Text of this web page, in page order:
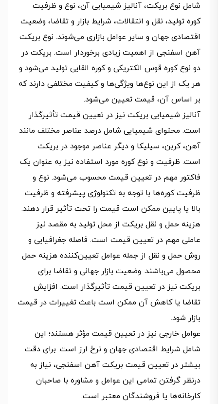
شامل نوع بریکت، آنالیز شیمیایی آن، نوع و ظرفیت
کوره تولید، نقل و انتقالات، شرایط بازار و تقاضا، وضعیت
اقتصادی جهان و سایر عوامل بازاری می‌شوند. نوع بریکت
آهن اسفنجی از اهمیت زیادی برخوردار است. بریکت در
دو نوع کوره قوس الکتریکی و کوره القایی تولید می‌شود و
هر یک از این نوع‌ها ویژگی‌ها و کیفیت مختلفی دارند که
بر اساس آن، قیمت تعیین می‌شود.
آنالیز شیمیایی بریکت نیز در تعیین قیمت تأثیرگذار
است. محتوای شیمیایی شامل درصد عناصر مختلف مانند
آهن، کربن، سیلیکا و دیگر عناصر موجود در بریکت
است. ظرفیت و نوع کوره مورد استفاده نیز به عنوان یک
فاکتور مهم در تعیین قیمت محسوب می‌شود. نوع و
ظرفیت کوره‌ها با توجه به تکنولوژی پیشرفته و ظرفیت
بالا یا پایین ممکن است قیمت را تحت تأثیر قرار دهند.
هزینه حمل و نقل بریکت از محل تولید به مقصد نیز
عاملی مهم در تعیین قیمت است. فاصله جغرافیایی و
روش حمل و نقل از جمله عوامل تعیین‌کننده هزینه حمل
محصول می‌باشند. وضعیت بازار جهانی و تقاضا برای
بریکت نیز در تعیین قیمت تأثیرگذار است. افزایش
تقاضا یا کاهش آن ممکن است باعث تغییرات در قیمت
بازار شود.
عوامل خارجی نیز در تعیین قیمت مؤثر هستند؛ این
شامل شرایط اقتصادی جهان و نرخ ارز است. برای دقت
بیشتر در تعیین قیمت بریکت آهن اسفنجی، نیاز به
درنظر گرفتن تمامی این عوامل و مشاوره با صاحبان
کارخانه‌ها یا فروشندگان معتبر است.